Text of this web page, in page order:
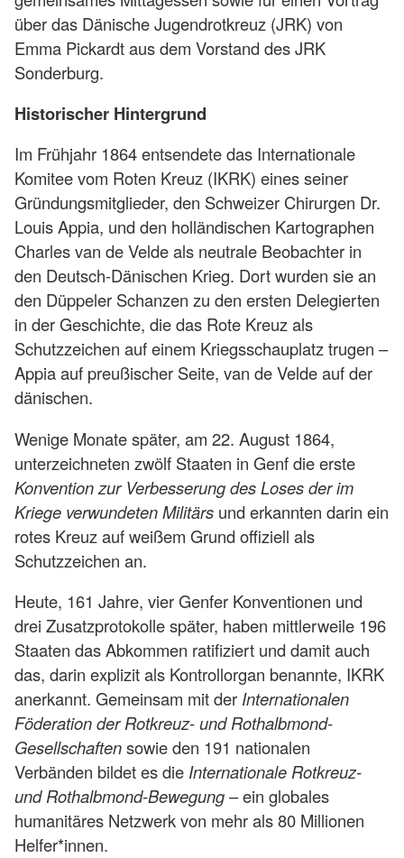
über das Dänische Jugendrotkreuz (JRK) von
Emma Pickardt aus dem Vorstand des JRK
Sonderburg.
Historischer Hintergrund
Im Frühjahr 1864 entsendete das Internationale
Komitee vom Roten Kreuz (IKRK) eines seiner
Gründungsmitglieder, den Schweizer Chirurgen Dr.
Louis Appia, und den holländischen Kartographen
Charles van de Velde als neutrale Beobachter in
den Deutsch-Dänischen Krieg. Dort wurden sie an
den Düppeler Schanzen zu den ersten Delegierten
in der Geschichte, die das Rote Kreuz als
Schutzzeichen auf einem Kriegsschauplatz trugen –
Appia auf preußischer Seite, van de Velde auf der
dänischen.
Wenige Monate später, am 22. August 1864,
unterzeichneten zwölf Staaten in Genf die erste
Konvention zur Verbesserung des Loses der im
Kriege verwundeten Militärs und erkannten darin ein
rotes Kreuz auf weißem Grund offiziell als
Schutzzeichen an.
Heute, 161 Jahre, vier Genfer Konventionen und
drei Zusatzprotokolle später, haben mittlerweile 196
Staaten das Abkommen ratifiziert und damit auch
das, darin explizit als Kontrollorgan benannte, IKRK
anerkannt. Gemeinsam mit der Internationalen
Föderation der Rotkreuz- und Rothalbmond-
Gesellschaftensowie den 191 nationalen
Verbänden bildet es die Internationale Rotkreuz-
und Rothalbmond-Bewegung– ein globales
humanitäres Netzwerk von mehr als 80 Millionen
Helfer*innen.